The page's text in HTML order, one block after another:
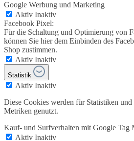
Google Werbung und Marketing
Aktiv Inaktiv
Facebook Pixel:
Für die Schaltung und Optimierung von
können Sie hier dem Einbinden des
Shop zustimmen.
Aktiv Inaktiv
Statistik
Aktiv Inaktiv
Diese Cookies werden für Statistiken und
Metriken genutzt.
Kauf- und Surfverhalten mit Google Tag
Aktiv Inaktiv